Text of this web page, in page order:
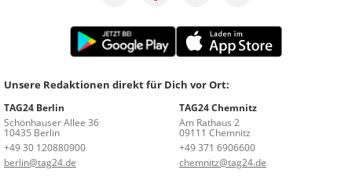
Unsere Redaktionen direkt für Dich vor Ort:
TAG24 Berlin
Schönhauser Allee 36
10435 Berlin
+49 30 120880900
berlin@tag24.de
TAG24 Chemnitz
Am Rathaus 2
09111 Chemnitz
+49 371 6906600
chemnitz@tag24.de